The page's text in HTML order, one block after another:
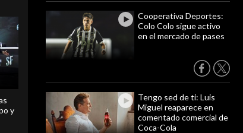
Cooperativa Deportes:
Colo Colo sigue activo
en el mercado de pases
Tengo sed de ti: Luis
Miguel reaparece en
comentado comercial de
Coca-Cola
y